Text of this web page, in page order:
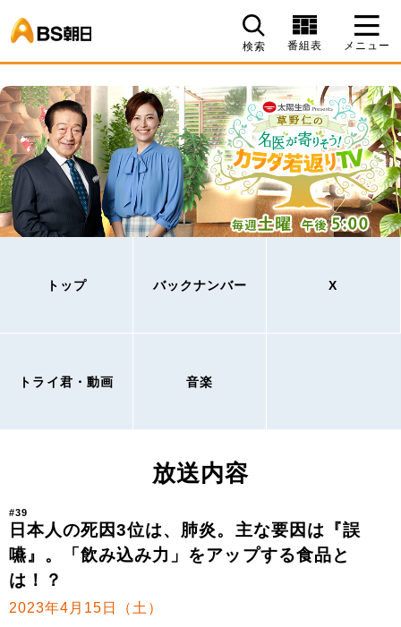
検索 番組表 メニュー
トップ バックナンバー X
トライ君・動画 音楽
放送内容
#39
日本人の死因3位は、肺炎。主な要因は『誤
嚥』。「飲み込み力」をアップする食品と
は！？
2023年4月15日（土）